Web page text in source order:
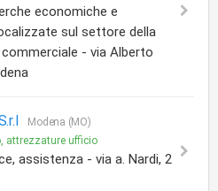
economiche e
sul settore della
- via Alberto
Modena (MO)
attrezzature ufficio
assistenza - via a. Nardi, 2